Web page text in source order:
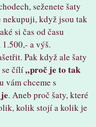
seženete šaty
nekupuji, když jsou tak
si čas od času
a výš.
Pak když ale šaty
se čílí„proč je to tak
vám chceme s
. Aneb proč šaty, které
kolik stojí a kolik je